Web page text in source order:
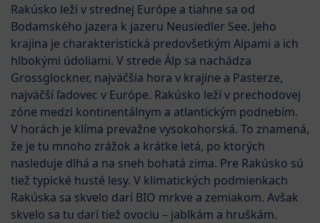
Rakúsko leží v strednej Európe a tiahne sa od
Bodamského jazera k jazeru Neusiedler See. Jeho
krajina je charakteristická predovšetkým Alpami a ich
hlbokými údoliami. V strede Álp sa nachádza
Grossglockner, najväčšia hora v krajine a Pasterze,
najväčší ľadovec v Európe. Rakúsko leží v prechodovej
zóne medzi kontinentálnym a atlantickým podnebím.
V horách je klíma prevažne vysokohorská. To znamená,
že je tu mnoho zrážok a krátke letá, po ktorých
nasleduje dlhá a na sneh bohatá zima. Pre Rakúsko sú
tiež typické husté lesy. V klimatických podmienkach
Rakúska sa skvelo darí BIO mrkve a zemiakom. Avšak
skvelo sa tu darí tiež ovociu – jablkám a hruškám.